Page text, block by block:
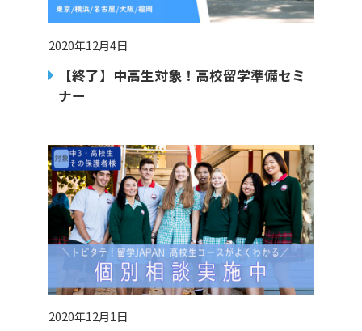
2020年12月4日
【終了】中高生対象！高校留学準備セミ
ナー
2020年12月1日